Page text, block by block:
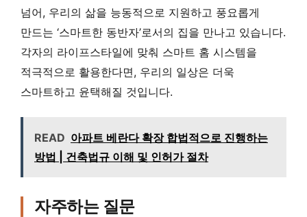
넘어, 우리의 삶을 능동적으로 지원하고 풍요롭게
만드는 ‘스마트한 동반자’로서의 집을 만나고 있습니다.
각자의 라이프스타일에 맞춰 스마트 홈 시스템을
적극적으로 활용한다면, 우리의 일상은 더욱
스마트하고 윤택해질 것입니다.
READ 아파트 베란다 확장 합법적으로 진행하는
방법 | 건축법규 이해 및 인허가 절차
자주하는 질문